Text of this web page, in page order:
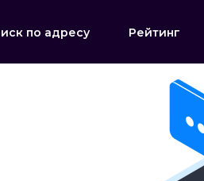
по адресу Рейтинг